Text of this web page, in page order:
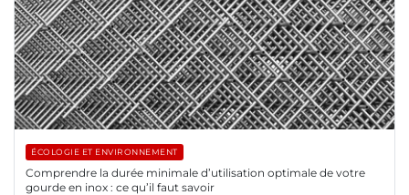
ÉCOLOGIE ET ENVIRONNEMENT
Comprendre la durée minimale d’utilisation optimale de votre
gourde en inox : ce qu’il faut savoir